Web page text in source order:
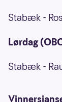
Stabæk -
Lørdag
Stabæk -